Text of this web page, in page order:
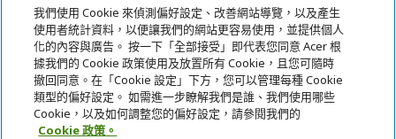
關於宏碁
服務
宏碁網路商城
我們使用 Cookie 來偵測偏好設定、改善網站導覽，以及產生
使用者統計資料，以便讓我們的網站更容易使用，並提供個人
化的內容與廣告。 按一下「全部接受」即代表您同意 Acer 根
據我們的 Cookie 政策使用及放置所有 Cookie，且您可隨時
撤回同意。在「Cookie 設定」下方，您可以管理每種 Cookie
類型的偏好設定。 如需進一步瞭解我們是誰、我們使用哪些
Cookie，以及如何調整您的偏好設定，請參閱我們的
Cookie 政策。